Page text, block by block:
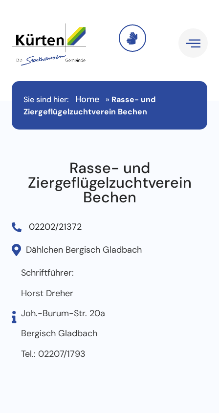
Sie sind hier: Home » Rasse- und
Ziergeflügelzuchtverein Bechen
Rasse- und
Ziergeflügelzuchtverein
Bechen
02202/21372
Dählchen Bergisch Gladbach
Schriftführer:
Horst Dreher
Joh.-Burum-Str. 20a
Bergisch Gladbach
Tel.: 02207/1793